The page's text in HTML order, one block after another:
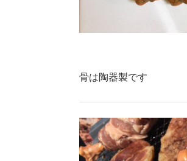
骨は陶器製です